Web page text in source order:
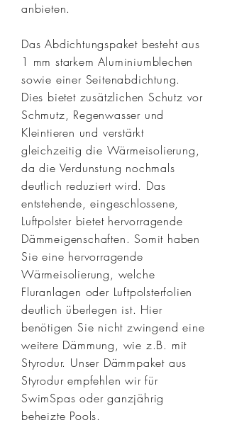
anbieten.
Das Abdichtungspaket besteht aus
1 mm starkem Aluminiumblechen
sowie einer Seitenabdichtung.
Dies bietet zusätzlichen Schutz vor
Schmutz, Regenwasser und
Kleintieren und verstärkt
gleichzeitig die Wärmeisolierung,
da die Verdunstung nochmals
deutlich reduziert wird. Das
entstehende, eingeschlossene,
Luftpolster bietet hervorragende
Dämmeigenschaften. Somit haben
Sie eine hervorragende
Wärmeisolierung, welche
Fluranlagen oder Luftpolsterfolien
deutlich überlegen ist. Hier
benötigen Sie nicht zwingend eine
weitere Dämmung, wie z.B. mit
Styrodur. Unser Dämmpaket aus
Styrodur empfehlen wir für
SwimSpas oder ganzjährig
beheizte Pools.